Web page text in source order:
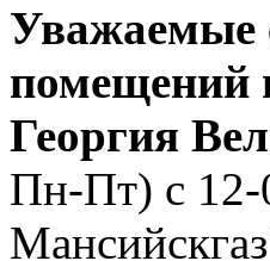
Уважаемые
помещений
Георгия
Пн-Пт) с